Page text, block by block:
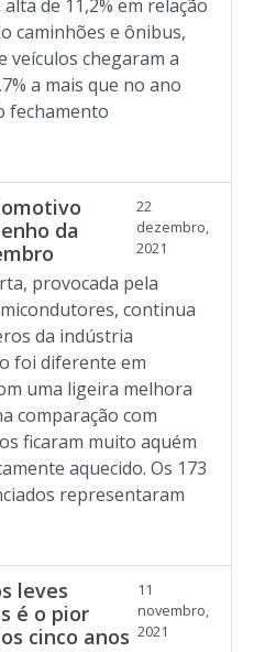
de 11,2% em relação
caminhões e ônibus,
veículos chegaram a
a mais que no ano
fechamento
da
22
dezembro,
2021
provocada pela
continua
da indústria
foi diferente em
uma ligeira melhora
comparação com
ficaram muito aquém
aquecido. Os 173
representaram
leves
é o pior
cinco anos
11
novembro,
2021